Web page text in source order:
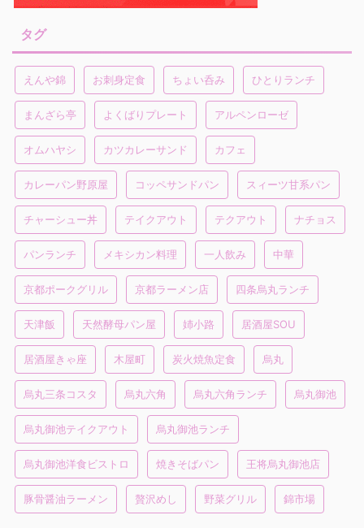
タグ
えんや錦 お刺身定食 ちょい呑み ひとりランチ
まんざら亭 よくばりプレート アルペンローゼ
オムハヤシ カツカレーサンド カフェ
カレーパン野原屋 コッペサンドパン スィーツ甘系パン
チャーシュー丼 テイクアウト テクアウト ナチョス
パンランチ メキシカン料理 一人飲み 中華
京都ポークグリル 京都ラーメン店 四条烏丸ランチ
天津飯 天然酵母パン屋 姉小路 居酒屋SOU
居酒屋きゃ座 木屋町 炭火焼魚定食 烏丸
烏丸三条コスタ 烏丸六角 烏丸六角ランチ 烏丸御池
烏丸御池テイクアウト 烏丸御池ランチ
烏丸御池洋食ビストロ 焼きそばパン 王将烏丸御池店
豚骨醤油ラーメン 贅沢めし 野菜グリル 錦市場